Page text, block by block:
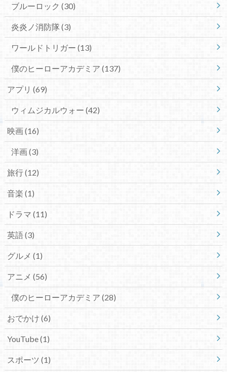
ブルーロック (30)
炎炎ノ消防隊 (3)
ワールドトリガー (13)
僕のヒーローアカデミア (137)
アプリ (69)
ウィムジカルウォー (42)
映画(16)
洋画(3)
旅行(12)
音楽 (1)
ドラマ (11)
英語(3)
グルメ (1)
アニメ (56)
僕のヒーローアカデミア (28)
おでかけ (6)
YouTube(1)
スポーツ (1)